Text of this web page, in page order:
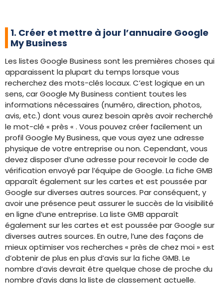
1. Créer et mettre à jour l’annuaire Google
My Business
Les listes Google Business sont les premières choses qui
apparaissent la plupart du temps lorsque vous
recherchez des mots-clés locaux. C’est logique en un
sens, car Google My Business contient toutes les
informations nécessaires (numéro, direction, photos,
avis, etc.) dont vous aurez besoin après avoir recherché
le mot-clé « près « . Vous pouvez créer facilement un
profil Google My Business, que vous ayez une adresse
physique de votre entreprise ou non. Cependant, vous
devez disposer d’une adresse pour recevoir le code de
vérification envoyé par l’équipe de Google. La fiche GMB
apparaît également sur les cartes et est poussée par
Google sur diverses autres sources. Par conséquent, y
avoir une présence peut assurer le succès de la visibilité
en ligne d’une entreprise. La liste GMB apparaît
également sur les cartes et est poussée par Google sur
diverses autres sources. En outre, l’une des façons de
mieux optimiser vos recherches « près de chez moi » est
d’obtenir de plus en plus d’avis sur la fiche GMB. Le
nombre d’avis devrait être quelque chose de proche du
nombre d’avis dans la liste de classement actuelle.